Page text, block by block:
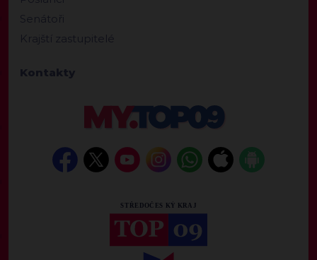
Senátoři
Krajští zastupitelé
Kontakty